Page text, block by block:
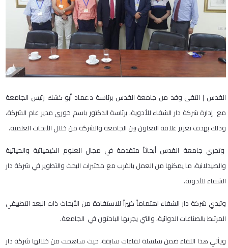
القدس | التقى وفد من جامعة القدس برئاسة د.عماد أبو كشك رئيس الجامعة
مع إدارة شركة دار الشفاء للأدوية، برئاسة الدكتور باسم خوري مدير عام الشركة،
وذلك بهدف تعزيز علاقة التعاون بين الجامعة والشركة من خلال الأبحاث العلمية.
وتجري جامعة القدس أبحاثاً متقدمة في مجال العلوم الكيميائية والحياتية
والصيدلانية، ما يمكنها من العمل بالقرب مع مختبرات البحث والتطوير في شركة دار
الشفاء للأدوية.
وتبدي شركة دار الشفاء اهتماماً كبيراً للاستفادة من الأبحاث ذات البعد التطبيقي
المرتبط بالصناعات الدوائية، والتي يجريها الباحثون في الجامعة.
ويأتي هذا اللقاء ضمن سلسلة لقاءات سابقة، حيث ساهمت من خلالها شركة دار